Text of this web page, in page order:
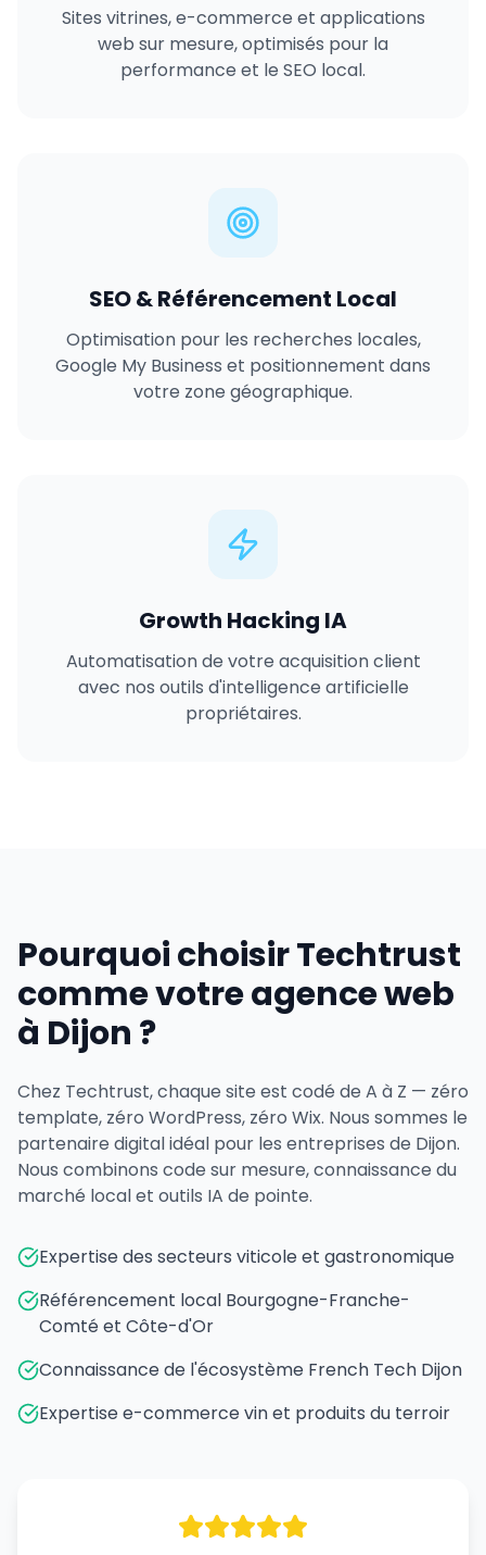
Sites vitrines, e-commerce et applications
web sur mesure, optimisés pour la
performance et le SEO local.
SEO & Référencement Local
Optimisation pour les recherches locales,
Google My Business et positionnement dans
votre zone géographique.
Growth Hacking IA
Automatisation de votre acquisition client
avec nos outils d'intelligence artificielle
propriétaires.
Pourquoi choisir Techtrust
comme votre agence web
à Dijon ?
Chez Techtrust, chaque site est codé de A à Z — zéro
template, zéro WordPress, zéro Wix. Nous sommes le
partenaire digital idéal pour les entreprises de Dijon.
Nous combinons code sur mesure, connaissance du
marché local et outils IA de pointe.
Expertise des secteurs viticole et gastronomique
Référencement local Bourgogne-Franche-
Comté et Côte-d'Or
Connaissance de l'écosystème French Tech Dijon
Expertise e-commerce vin et produits du terroir